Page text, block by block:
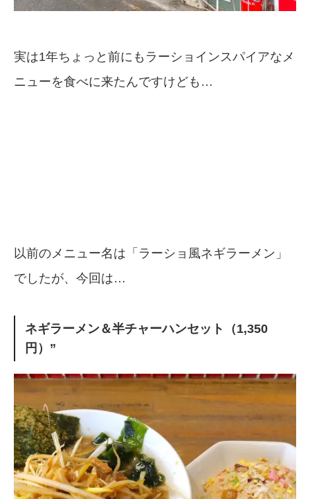
実は1年ちょっと前にもラーショインスパイアなメ
ニューを食べに来たんですけども…
以前のメニュー名は「ラーショ風ネギラーメン」
でしたが、今回は…
ネギラーメン＆半チャーハンセット（1,350
円）”